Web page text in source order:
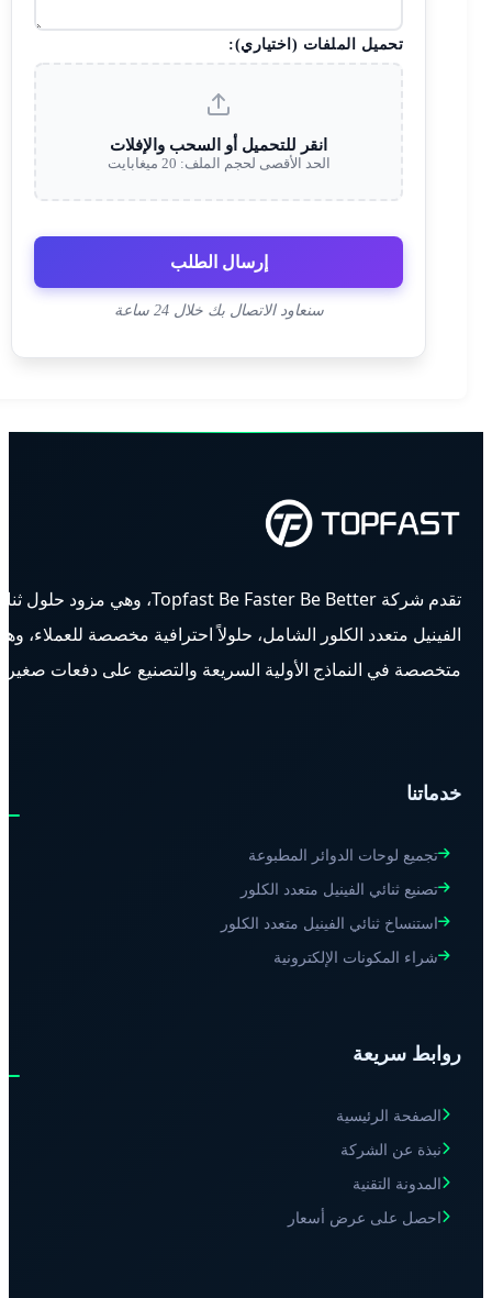
تحميل الملفات (اختياري):
انقر للتحميل أو السحب والإفلات
الحد الأقصى لحجم الملف: 20 ميغابايت
إرسال الطلب
سنعاود الاتصال بك خلال 24 ساعة
تقدم شركة Topfast Be Faster Be Better، وهي مزود حلول ثنائي
الفينيل متعدد الكلور الشامل، حلولاً احترافية مخصصة للعملاء، وهي
متخصصة في النماذج الأولية السريعة والتصنيع على دفعات صغيرة.
خدماتنا
تجميع لوحات الدوائر المطبوعة
تصنيع ثنائي الفينيل متعدد الكلور
استنساخ ثنائي الفينيل متعدد الكلور
شراء المكونات الإلكترونية
روابط سريعة
الصفحة الرئيسية
نبذة عن الشركة
المدونة التقنية
احصل على عرض أسعار